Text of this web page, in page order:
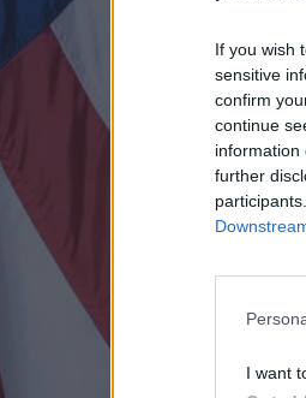
If you wish
sensitive
confirm
continue
information
further
I want